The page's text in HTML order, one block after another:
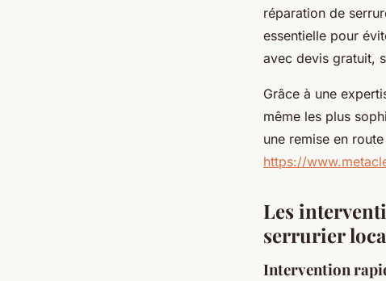
réparation de
essentielle pour
avec devis gratuit,
Grâce à une
même les plus
une remise en
https://
Les
serrurier
Intervention